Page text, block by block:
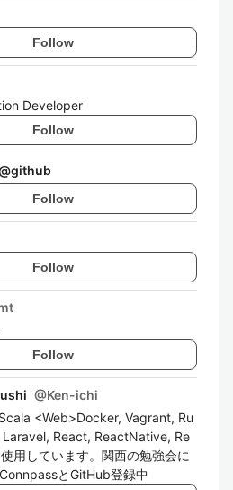
Follow
Developer
Follow
Follow
Follow
Follow
@Ken-ichi
<Web>Docker, Vagrant, Ru
React, ReactNative, Re
用しています。関西の勉強会に
とGitHub登録中